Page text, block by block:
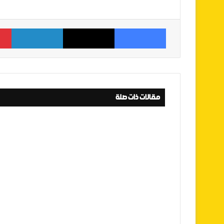
فيسبوك ‫X لينكدإن
مقالات ذات صلة